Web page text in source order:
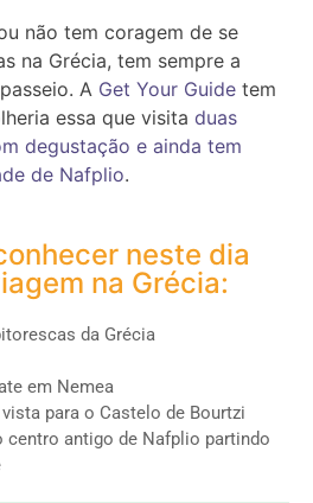
não tem coragem de se
na Grécia, tem sempre a
A Get Your Guide tem
essa que visita duas
degustação e ainda tem
de Nafplio.
neste dia
na Grécia:
da Grécia
em Nemea
para o Castelo de Bourtzi
centro antigo de Nafplio partindo